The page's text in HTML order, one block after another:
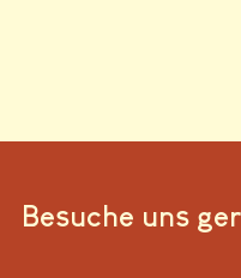
Besuche uns